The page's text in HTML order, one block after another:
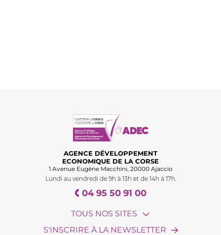
AGENCE DÉVELOPPEMENT
ECONOMIQUE DE LA CORSE
1 Avenue Eugène Macchini, 20000 Ajaccio
Lundi au vendredi de 9h à 13h et de 14h à 17h.
04 95 50 91 00
TOUS NOS SITES
S'INSCRIRE À LA NEWSLETTER